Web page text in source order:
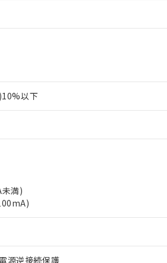
以下
満)
源逆接続保護
令（10物質）の非含有に対応した製品
（10物質）の非含有に対応した製品に切
指令（10物質）の非含有の対応状況を調
ど無形物で、有害物質有無と関係のない
含有部品としていたものが、含有品と